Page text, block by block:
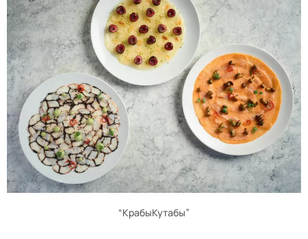
“КрабыКутабы”